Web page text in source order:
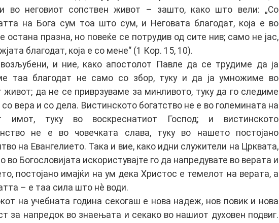
во неговиот сопствен живот – зашто, како што вели: „Со
на Бога сум тоа што сум, и Неговата благодат, која е во
остана празна, но повеќе се потрудив од сите нив; само не јас,
благодат, која е со мене“ (1 Кор. 15, 10).
и ние, како апостолот Павле да се трудиме да ја
таа благодат не само со збор, туку и да ја умножиме во
живот; да не се приврзуваме за минливото, туку да го следиме
вера и со дела. Вистинското богатство не е во големината на
имот, туку во воскреснатиот Господ; и вистинското
не е во човечката слава, туку во нашето постојано
на Евангелието. Така и вие, како идни служители на Црквата,
во Богословијата искористувајте го да напредувате во верата и
постојано имајќи на ум дека Христос е темелот на верата, а
– е таа сила што нè води.
на учебната година секогаш е нова надеж, нов повик и нова
за напредок во знаењата и секако во нашиот духовен подвиг.